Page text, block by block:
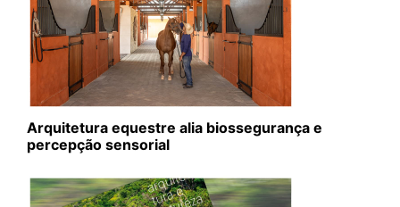
Arquitetura equestre alia biossegurança e
percepção sensorial